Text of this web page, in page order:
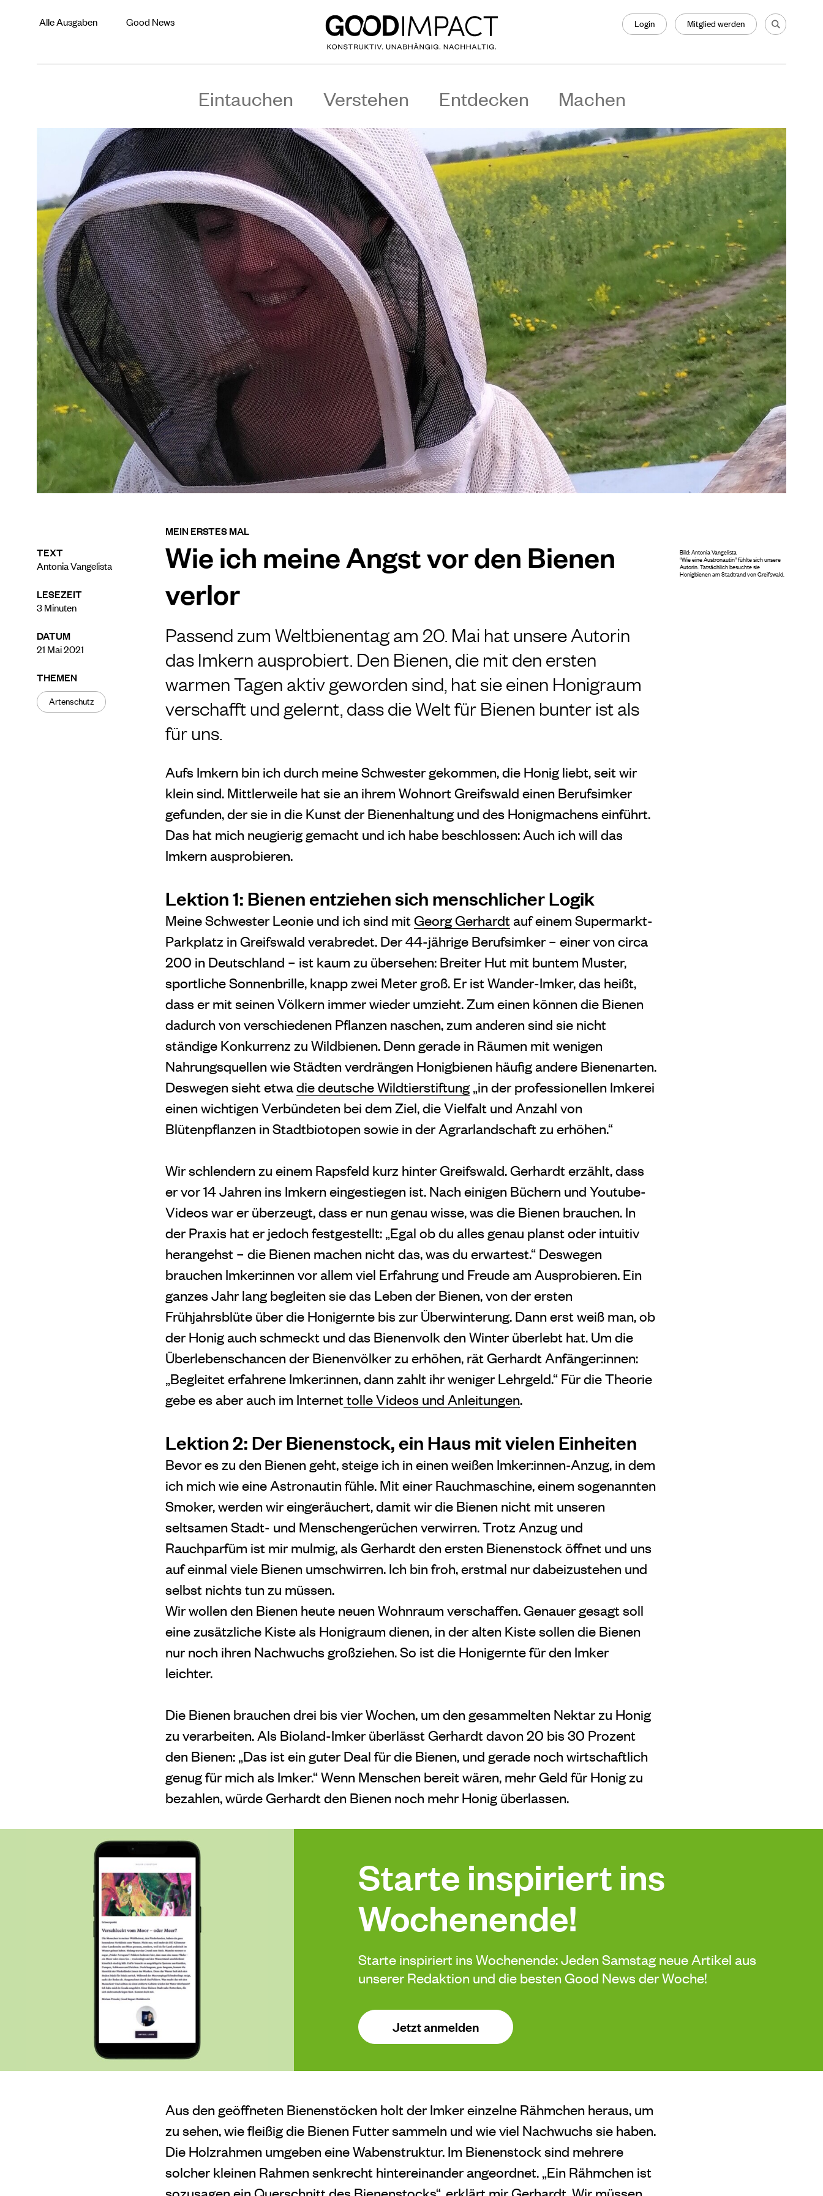
Alle Ausgaben Good News Login Mitglied werden
Eintauchen Verstehen Entdecken Machen
TEXT
Antonia Vangelista
LESEZEIT
3Minuten
DATUM
21 Mai 2021
THEMEN
Artenschutz
MEIN ERSTES MAL
Wie ich meine Angst vor den Bienen
verlor
Passend zum Weltbienentag am 20. Mai hat unsere Autorin
das Imkern ausprobiert. Den Bienen, die mit den ersten
warmen Tagen aktiv geworden sind, hat sie einen Honigraum
verschafft und gelernt, dass die Welt für Bienen bunter ist als
für uns.
Aufs Imkern bin ich durch meine Schwester gekommen, die Honig liebt, seit wir
klein sind. Mittlerweile hat sie an ihrem Wohnort Greifswald einen Berufsimker
gefunden, der sie in die Kunst der Bienenhaltung und des Honigmachens einführt.
Das hat mich neugierig gemacht und ich habe beschlossen: Auch ich will das
Imkern ausprobieren.
Lektion 1: Bienen entziehen sich menschlicher Logik
Meine Schwester Leonie und ich sind mitGeorg Gerhardt auf einem Supermarkt-
Parkplatz in Greifswald verabredet. Der 44-jährige Berufsimker – einer von circa
200 in Deutschland – ist kaum zu übersehen: Breiter Hut mit buntem Muster,
sportliche Sonnenbrille, knapp zwei Meter groß. Er ist Wander-Imker, das heißt,
dass er mit seinen Völkern immer wieder umzieht. Zum einen können die Bienen
dadurch von verschiedenen Pflanzen naschen, zum anderen sind sie nicht
ständige Konkurrenz zu Wildbienen. Denn gerade in Räumen mit wenigen
Nahrungsquellen wie Städten verdrängen Honigbienen häufig andere Bienenarten.
Deswegen sieht etwa die deutsche Wildtierstiftung „in der professionellen Imkerei
einen wichtigen Verbündeten bei dem Ziel, die Vielfalt und Anzahl von
Blütenpflanzen in Stadtbiotopen sowie in der Agrarlandschaft zu erhöhen.“
Wir schlendern zu einem Rapsfeld kurz hinter Greifswald. Gerhardt erzählt, dass
er vor 14 Jahren ins Imkern eingestiegen ist. Nach einigen Büchern und Youtube-
Videos war er überzeugt, dass er nun genau wisse, was die Bienen brauchen. In
der Praxis hat er jedoch festgestellt: „Egal ob du alles genau planst oder intuitiv
herangehst – die Bienen machen nicht das, was du erwartest.“ Deswegen
brauchen Imker:innen vor allem viel Erfahrung und Freude am Ausprobieren. Ein
ganzes Jahr lang begleiten sie das Leben der Bienen, von der ersten
Frühjahrsblüte über die Honigernte bis zur Überwinterung. Dann erst weiß man, ob
der Honig auch schmeckt und das Bienenvolk den Winter überlebt hat. Um die
Überlebenschancen der Bienenvölker zu erhöhen, rät Gerhardt Anfänger:innen:
„Begleitet erfahrene Imker:innen, dann zahlt ihr weniger Lehrgeld.“ Für die Theorie
gebe es aber auch im Internettolle Videos und Anleitungen.
Lektion 2: Der Bienenstock, ein Haus mit vielen Einheiten
Bevor es zu den Bienen geht, steige ich in einen weißen Imker:innen-Anzug, in dem
ich mich wie eine Astronautin fühle. Mit einer Rauchmaschine, einem sogenannten
Smoker, werden wir eingeräuchert, damit wir die Bienen nicht mit unseren
seltsamen Stadt- und Menschengerüchen verwirren. Trotz Anzug und
Rauchparfüm ist mir mulmig, als Gerhardt den ersten Bienenstock öffnet und uns
auf einmal viele Bienen umschwirren. Ich bin froh, erstmal nur dabeizustehen und
selbst nichts tun zu müssen.
Wir wollen den Bienen heute neuen Wohnraum verschaffen. Genauer gesagt soll
eine zusätzliche Kiste als Honigraum dienen, in der alten Kiste sollen die Bienen
nur noch ihren Nachwuchs großziehen. So ist die Honigernte für den Imker
leichter.
Die Bienen brauchen drei bis vier Wochen, um den gesammelten Nektar zu Honig
zu verarbeiten. Als Bioland-Imker überlässt Gerhardt davon 20 bis 30 Prozent
den Bienen: „Das ist ein guter Deal für die Bienen, und gerade noch wirtschaftlich
genug für mich als Imker.“ Wenn Menschen bereit wären, mehr Geld für Honig zu
bezahlen, würde Gerhardt den Bienen noch mehr Honig überlassen.
Starte inspiriert ins
Wochenende!
Starte inspiriert ins Wochenende: Jeden Samstag neue Artikel aus
unserer Redaktion und die besten Good News der Woche!
Jetzt anmelden
Aus den geöffneten Bienenstöcken holt der Imker einzelne Rähmchen heraus, um
zu sehen, wie fleißig die Bienen Futter sammeln und wie viel Nachwuchs sie haben.
Die Holzrahmen umgeben eine Wabenstruktur. Im Bienenstock sind mehrere
solcher kleinen Rahmen senkrecht hintereinander angeordnet. „Ein Rähmchen ist
sozusagen ein Querschnitt des Bienenstocks“, erklärt mir Gerhardt. Wir müssen
Bild: Antonia Vangelista
“Wie eine Austronautin” fühlte sich unsere
Autorin. Tatsächlich besuchte sie
Honigbienen am Stadtrand von Greifswald.